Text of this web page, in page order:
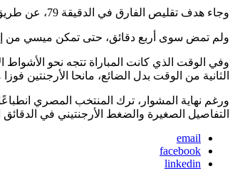
وجاء هدف تقليص الفارق في الدقيقة 79، عن طريق المدافع كريستيان روميرو، الذي ارتقى لكرة عرضية، نفذها ليونيل ميسي وحولها برأسه إلى الشباك، بعدما فشل الدفاع المصري في تطبيق مصيدة التسلل.
ولم تمض سوى أربع دقائق، حتى تمكن ميسي من
وفي الوقت الذي كانت المباراة تتجه نحو الأشواط
الثانية من الوقت بدل الضائع، مانحا الأرجنتين فوزا
ورغم نهاية المشوار، ترك المنتخب المصري
التفاصيل الصغيرة والضغط الأرجنتيني في
email
facebook
linkedin